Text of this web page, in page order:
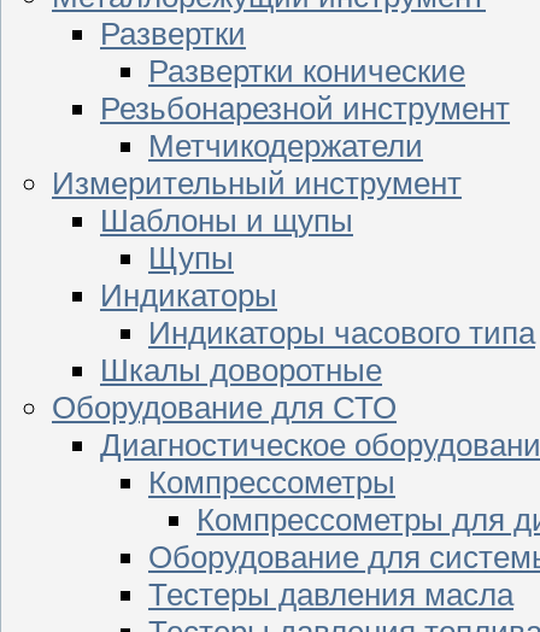
Развертки
Развертки конические
Резьбонарезной инструмент
Метчикодержатели
Измерительный инструмент
Шаблоны и щупы
Щупы
Индикаторы
Индикаторы часового типа
Шкалы доворотные
Оборудование для СТО
Диагностическое
Компрессометры
Компрессометры для
Оборудование для
Тестеры давления масла